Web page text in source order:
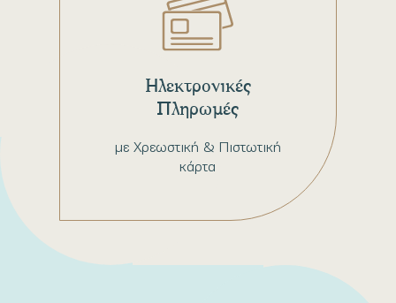
με Χρεωστική & Πιστωτική
κάρτα
Ηλεκτρονικές
Πληρωμές